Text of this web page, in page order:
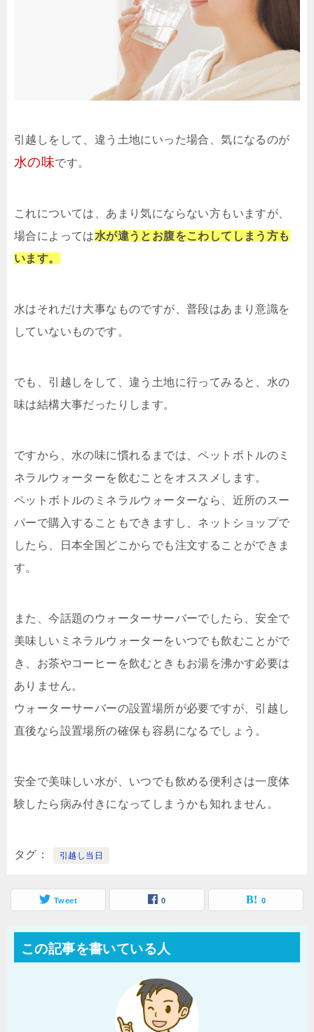
引越しをして、違う土地にいった場合、気になるのが
水の味です。
これについては、あまり気にならない方もいますが、
場合によっては水が違うとお腹をこわしてしまう方も
います。
水はそれだけ大事なものですが、普段はあまり意識を
していないものです。
でも、引越しをして、違う土地に行ってみると、水の
味は結構大事だったりします。
ですから、水の味に慣れるまでは、ペットボトルのミ
ネラルウォーターを飲むことをオススメします。
ペットボトルのミネラルウォーターなら、近所のスー
パーで購入することもできますし、ネットショップで
したら、日本全国どこからでも注文することができま
す。
また、今話題のウォーターサーバーでしたら、安全で
美味しいミネラルウォーターをいつでも飲むことがで
き、お茶やコーヒーを飲むときもお湯を沸かす必要は
ありません。
ウォーターサーバーの設置場所が必要ですが、引越し
直後なら設置場所の確保も容易になるでしょう。
安全で美味しい水が、いつでも飲める便利さは一度体
験したら病み付きになってしまうかも知れません。
タグ 引越し当日
Tweet 0 0
この記事を書いている人